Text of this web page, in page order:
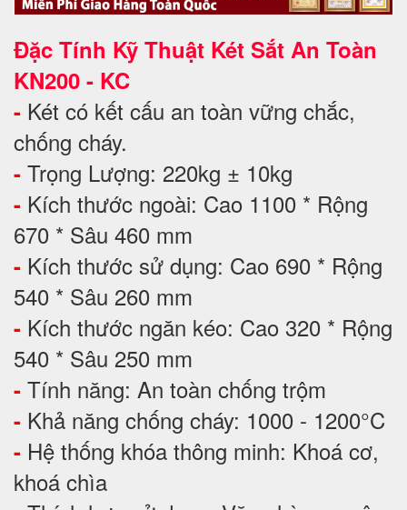
Đặc Tính Kỹ Thuật Két Sắt An Toàn
KN200 - KC
- Két có kết cấu an toàn vững chắc,
chống cháy.
- Trọng Lượng: 220kg ± 10kg
- Kích thước ngoài: Cao 1100 * Rộng
670 * Sâu 460 mm
- Kích thước sử dụng: Cao 690 * Rộng
540 * Sâu 260 mm
- Kích thước ngăn kéo: Cao 320 * Rộng
540 * Sâu 250 mm
- Tính năng: An toàn chống trộm
- Khả năng chống cháy: 1000 - 1200°C
- Hệ thống khóa thông minh: Khoá cơ,
khoá chìa